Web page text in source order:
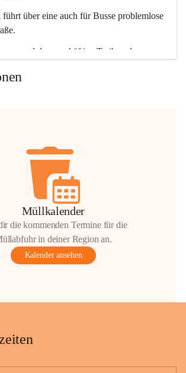
über eine auch für Busse problemlose
und das geschäftige Treiben der
Müllkalender
die kommenden Termine für die
in deiner Region an.
Kalender ansehen